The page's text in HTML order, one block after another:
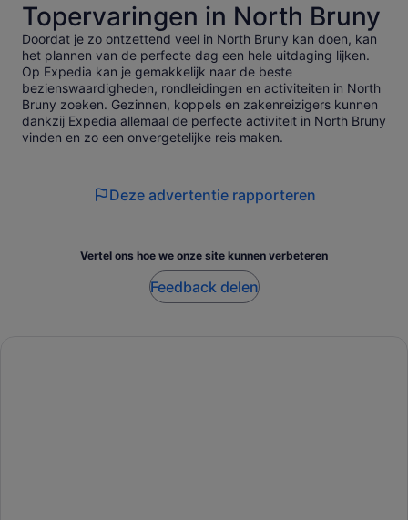
Topervaringen in North Bruny
Doordat je zo ontzettend veel in North Bruny kan doen, kan
het plannen van de perfecte dag een hele uitdaging lijken.
Op Expedia kan je gemakkelijk naar de beste
bezienswaardigheden, rondleidingen en activiteiten in North
Bruny zoeken. Gezinnen, koppels en zakenreizigers kunnen
dankzij Expedia allemaal de perfecte activiteit in North Bruny
vinden en zo een onvergetelijke reis maken.
Deze advertentie rapporteren
Vertel ons hoe we onze site kunnen verbeteren
Feedback delen